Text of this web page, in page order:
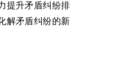
提升矛盾纠纷排
解矛盾纠纷的新